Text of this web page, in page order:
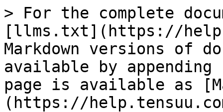
> For the complete
[llms.txt](https://
Markdown versions of
available by
page is available as
(https://